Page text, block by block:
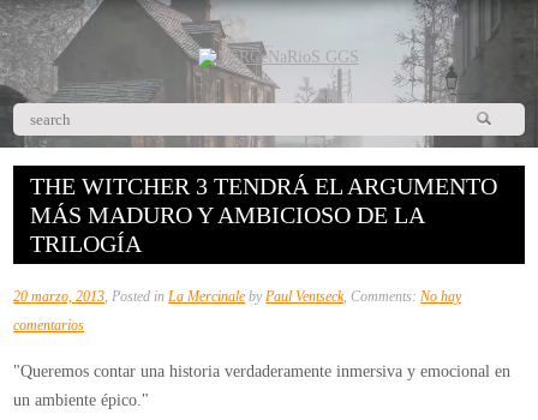
THE WITCHER 3 TENDRÁ EL ARGUMENTO
MÁS MADURO Y AMBICIOSO DE LA
TRILOGÍA
20 marzo, 2013, Posted inLa Mercinale byPaul Ventseck, Comments:No hay
comentariosen
Witcher
3
"Queremos contar una historia verdaderamente inmersiva y emocional en
un ambiente épico."